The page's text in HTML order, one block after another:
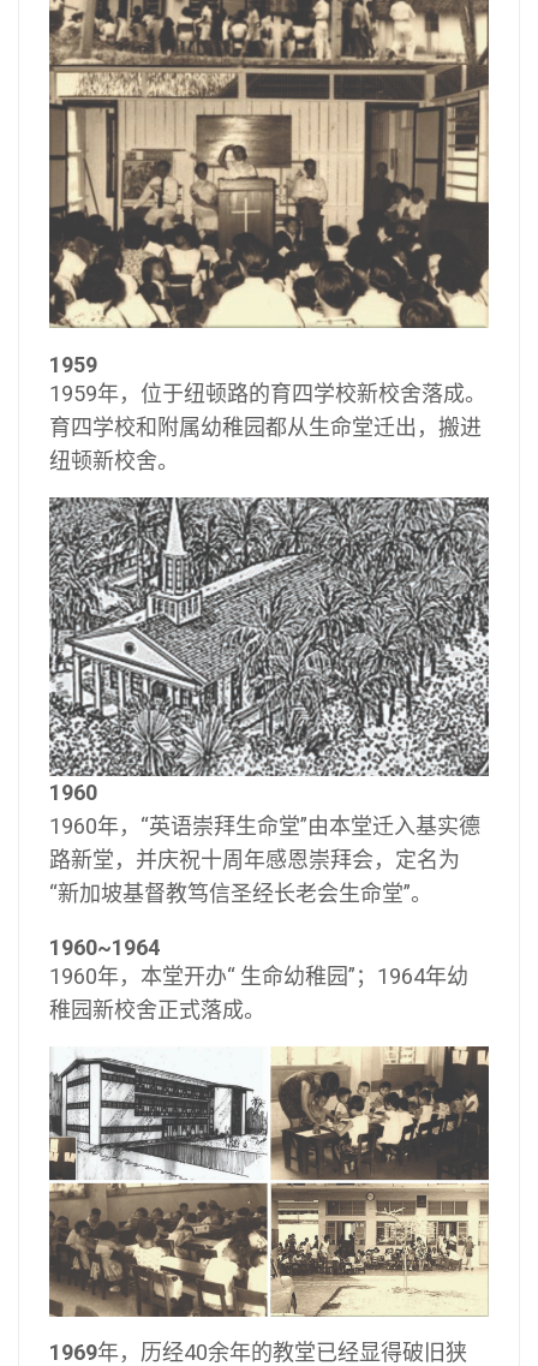
1959
1959年，位于纽顿路的育四学校新校舍落成。
育四学校和附属幼稚园都从生命堂迁出，搬进
纽顿新校舍。
1960
1960年，“英语崇拜生命堂”由本堂迁入基实德
路新堂，并庆祝十周年感恩崇拜会，定名为
“新加坡基督教笃信圣经长老会生命堂”。
1960~1964
1960年，本堂开办“ 生命幼稚园”；1964年幼
稚园新校舍正式落成。
1969年，历经40余年的教堂已经显得破旧狭